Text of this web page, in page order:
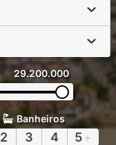
29.200.000
Banheiros
2 3 4 5+